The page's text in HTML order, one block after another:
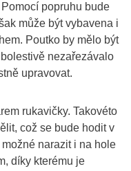
popruhu bude
může být vybavena i
Poutko by mělo být
nezařezávalo
upravovat.
rukavičky. Takovéto
což se bude hodit v
narazit i na hole
díky kterému je